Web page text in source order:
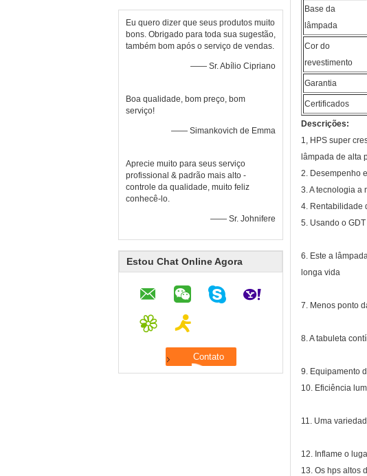
Eu quero dizer que seus produtos muito
bons. Obrigado para toda sua sugestão,
também bom após o serviço de vendas.
—— Sr. Abílio Cipriano
Boa qualidade, bom preço, bom
serviço!
—— Simankovich de Emma
Aprecie muito para seus serviço
profissional & padrão mais alto -
controle da qualidade, muito feliz
conhecê-lo.
—— Sr. Johnifere
Estou Chat Online Agora
Base da
lâmpada
Cor do
revestimento
Garantia
Certificados
Descrições:
1, HPS super
lâmpada de alta
2. Desempenho
3. A tecnologia a
4. Rentabilidade
5. Usando o
6. Este a
longa vida
7. Menos ponto
8. A tabuleta
9. Equipamento
10. Eficiência
11. Uma
12. Inflame o
13. Os hps altos